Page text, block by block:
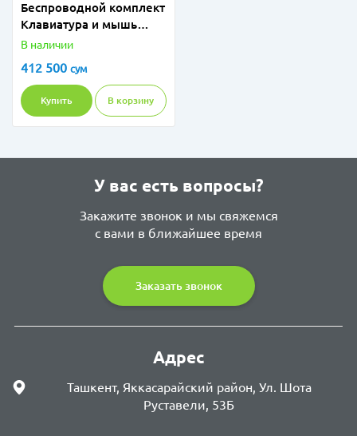
Беспроводной комплект
Клавиатура и мышь
Logitech MK235
В наличии
412 500 сум
Купить В корзину
У вас есть вопросы?
Закажите звонок и мы свяжемся
с вами в ближайшее время
Заказать звонок
Адрес
Ташкент, Яккасарайский район, Ул. Шота
Руставели, 53Б